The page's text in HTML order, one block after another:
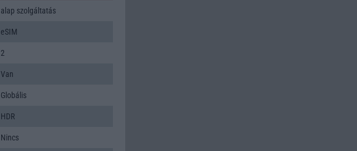
alap szolgáltatás
eSIM
2
Van
Globális
HDR
Nincs